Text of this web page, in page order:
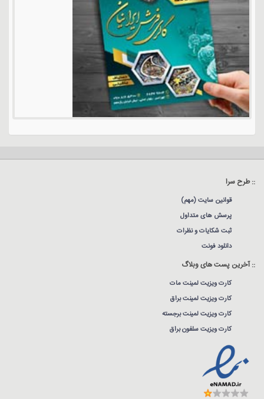
:: طرح سرا
قوانین سایت (مهم)
پرسش های متداول
ثبت شکایات و نظرات
دانلود فونت
:: آخرین پست های وبلاگ
کارت ویزیت لمینت مات
کارت ویزیت لمینت براق
کارت ویزیت لمینت برجسته
کارت ویزیت سلفون براق